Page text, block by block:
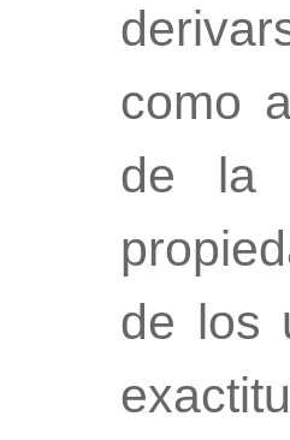
como
de la
de los